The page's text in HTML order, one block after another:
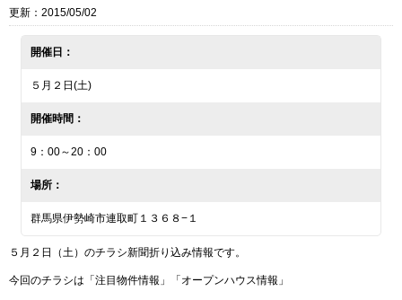
更新：2015/05/02
開催日：
５月２日(土)
開催時間：
9：00～20：00
場所：
群馬県伊勢崎市連取町１３６８−１
５月２日（土）のチラシ新聞折り込み情報です。
今回のチラシは「注目物件情報」「オープンハウス情報」